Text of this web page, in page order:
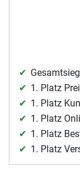
1. Platz
1. Platz
1. Platz
1. Platz
1. Platz